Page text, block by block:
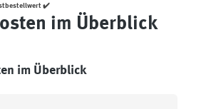
✔️
im Überblick
im Überblick